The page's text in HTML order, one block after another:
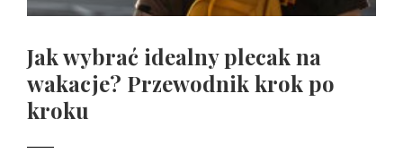
Jak wybrać idealny plecak na
wakacje? Przewodnik krok po
kroku